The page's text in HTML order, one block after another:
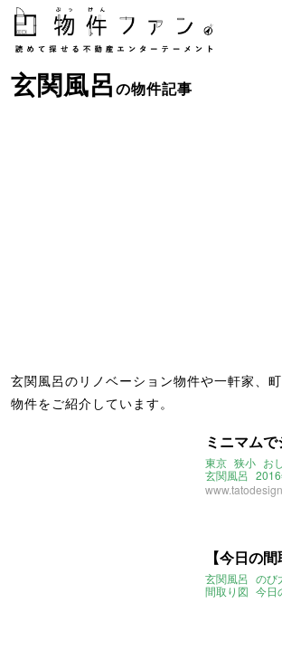
玄関風呂の物件記事
玄関風呂のリノベーション物件や一軒家、
物件をご紹介しています。
ミニマム
東京 狭小 お
玄関風呂
【今日の
玄関風呂 のび
間取り図 今日